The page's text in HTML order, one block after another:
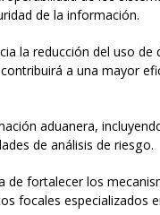
de la información.
la reducción del uso
a una mayor
aduanera,
de análisis de riesgo.
fortalecer los
focales